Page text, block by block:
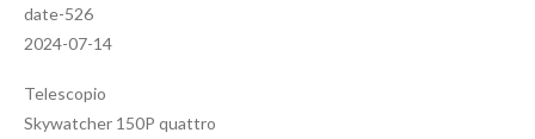
date-526
2024-07-14
Telescopio
Skywatcher 150P quattro